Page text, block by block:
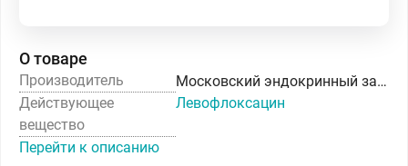
О товаре
Производитель
Московский эндокринный завод ФГУП
Действующее
вещество
Левофлоксацин
Перейти к описанию